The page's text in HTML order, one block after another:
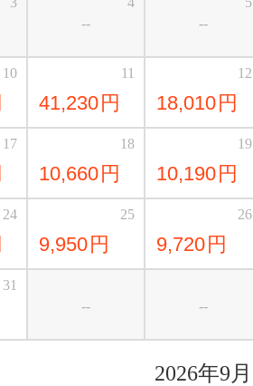
--
--
10
41,230 円
11
18,010 円
12
17
10,660 円
18
10,190 円
19
24
9,950 円
25
9,720 円
26
31
--
--
2026年9月